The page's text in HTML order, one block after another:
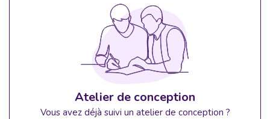
Atelier de conception
Vous avez déjà suivi un atelier de conception ?